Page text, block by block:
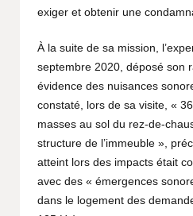
exiger et obtenir une
À la suite de sa mission,
septembre 2020, déposé son
évidence des nuisances
constaté, lors de sa visite, «
masses au sol du rez-de-
structure de l’immeuble »,
atteint lors des impacts était
avec des « émergences
dans le logement des